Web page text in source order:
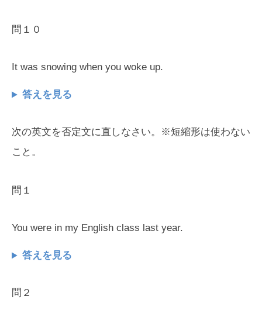
問１０
It was snowing when you woke up.
答えを見る
次の英文を否定文に直しなさい。※短縮形は使わない
こと。
問１
You were in my English class last year.
答えを見る
問２